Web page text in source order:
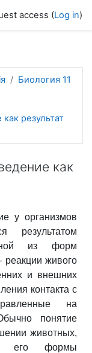
access (Log in)
Биология 11
результат
как
у организмов
результатом
из форм
живого
и внешних
контакта с
на
понятие
животных,
его формы